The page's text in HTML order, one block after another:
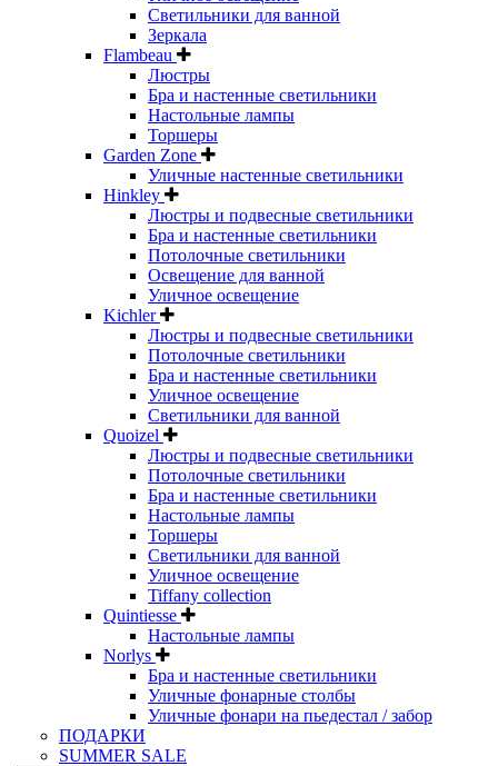
Светильники для ванной
Зеркала
Flambeau
Люстры
Бра и настенные светильники
Настольные лампы
Торшеры
Garden Zone
Уличные настенные светильники
Hinkley
Люстры и подвесные светильники
Бра и настенные светильники
Потолочные светильники
Освещение для ванной
Уличное освещение
Kichler
Люстры и подвесные светильники
Потолочные светильники
Бра и настенные светильники
Уличное освещение
Светильники для ванной
Quoizel
Люстры и подвесные светильники
Потолочные светильники
Бра и настенные светильники
Настольные лампы
Торшеры
Светильники для ванной
Уличное освещение
Tiffany collection
Quintiesse
Настольные лампы
Norlys
Бра и настенные светильники
Уличные фонарные столбы
Уличные фонари на пьедестал / забор
ПОДАРКИ
SUMMER SALE